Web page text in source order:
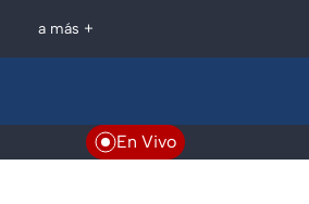
a más +
En Vivo